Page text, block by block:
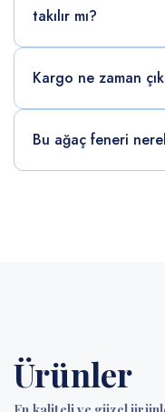
takılır mı?
Kargo ne zaman
Bu ağaç feneri
Ürünler